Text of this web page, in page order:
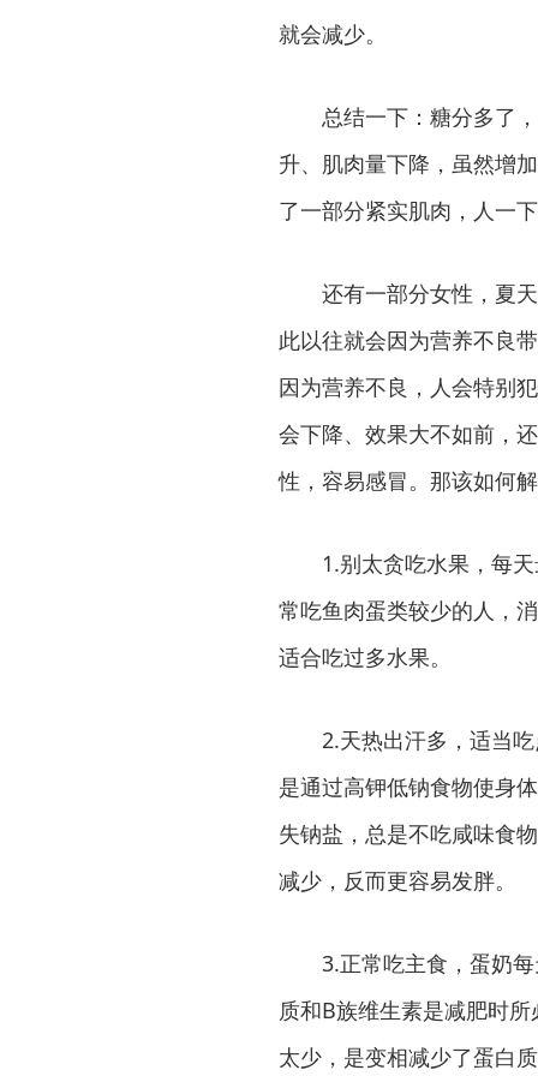
就会减少。
总结一下：糖分多了，
升、肌肉量下降，虽然增
了一部分紧实肌肉，人一
还有一部分女性，夏天
此以往就会因为营养不良
因为营养不良，人会特别
会下降、效果大不如前，
性，容易感冒。那该如何
1.别太贪吃水果，每天
常吃鱼肉蛋类较少的人，
适合吃过多水果。
2.天热出汗多，适当吃
是通过高钾低钠食物使身
失钠盐，总是不吃咸味食
减少，反而更容易发胖。
3.正常吃主食，蛋奶每
质和B族维生素是减肥时
太少，是变相减少了蛋白